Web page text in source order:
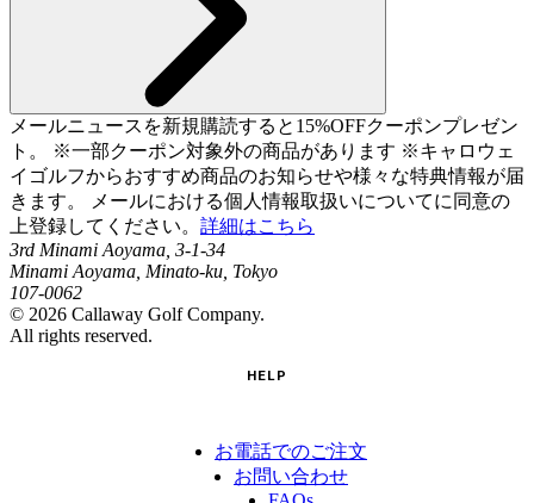
メールニュースを新規購読すると15%OFFクーポンプレゼン
ト。 ※一部クーポン対象外の商品があります ※キャロウェ
イゴルフからおすすめ商品のお知らせや様々な特典情報が届
きます。 メールにおける個人情報取扱いについてに同意の
上登録してください。 詳細はこちら
3rd Minami Aoyama, 3-1-34
Minami Aoyama, Minato-ku, Tokyo
107-0062
© 2026 Callaway Golf Company.
All rights reserved.
HELP
お電話でのご注文
お問い合わせ